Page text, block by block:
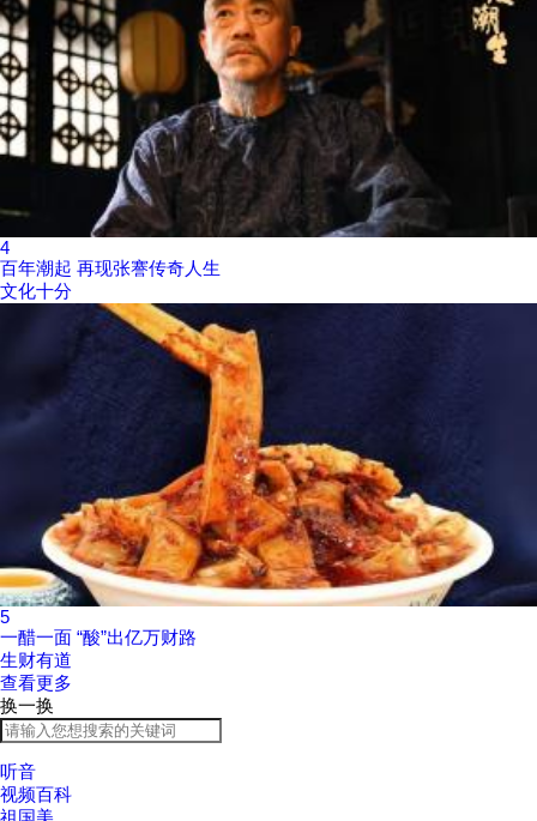
4
百年潮起 再现张謇传奇人生
文化十分
5
一醋一面 “酸”出亿万财路
生财有道
查看更多
换一换
听音
视频百科
祖国美